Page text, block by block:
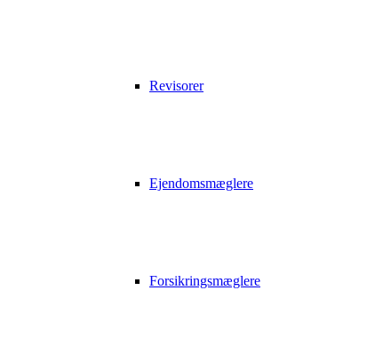
Revisorer
Ejendomsmæglere
Forsikringsmæglere